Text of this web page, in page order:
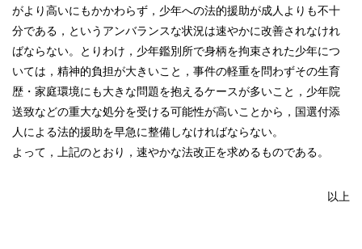
がより高いにもかかわらず，少年への法的援助が成人よりも不十
分である，というアンバランスな状況は速やかに改善されなけれ
ばならない。とりわけ，少年鑑別所で身柄を拘束された少年につ
いては，精神的負担が大きいこと，事件の軽重を問わずその生育
歴・家庭環境にも大きな問題を抱えるケースが多いこと，少年院
送致などの重大な処分を受ける可能性が高いことから，国選付添
人による法的援助を早急に整備しなければならない。
よって，上記のとおり，速やかな法改正を求めるものである。
以上